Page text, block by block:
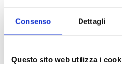
Consenso Dettagli
Questo sito web utilizza i